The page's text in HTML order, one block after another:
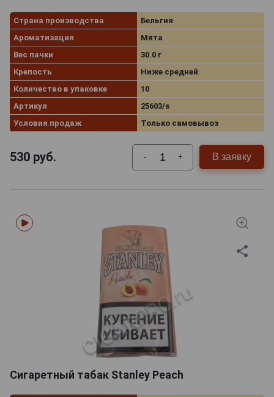
Страна производства
Бельгия
Ароматизация
Мята
Вес пачки
30.0 г
Крепость
Ниже средней
Количество в упаковке
10
Артикул
25603/s
Условия продаж
Только самовывоз
530 руб. - + В заявку
Сигаретный табак Stanley Peach